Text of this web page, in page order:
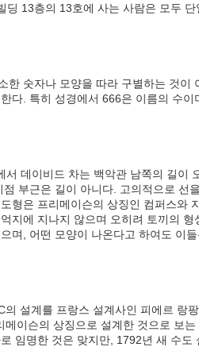
딩 13층의 13호에 사는 사람은 모두
한 숫자나 모양을 따라 구별하는 것이
다. 특히 성경에서 666은 이름의 수
서 데이비드 차는 백악관 남쪽의 길이
부근은 길이 아니다. 고의적으로 선
형은 프리메이슨의 상징인 컴퍼스와
지에 지나지 않으며 오히려 토끼의
며, 어떤 모양이 나온다고 하여도 이
의 설계를 프랑스 설계사인 피에르 랑
메이슨의 상징으로 설계한 것으로 보
임명한 것은 맞지만, 1792년 새 수